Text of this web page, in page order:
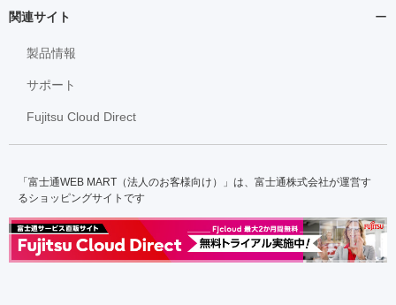
関連サイト
製品情報
サポート
Fujitsu Cloud Direct
「富士通WEB MART（法人のお客様向け）」は、富士通株式会社が運営す
るショッピングサイトです